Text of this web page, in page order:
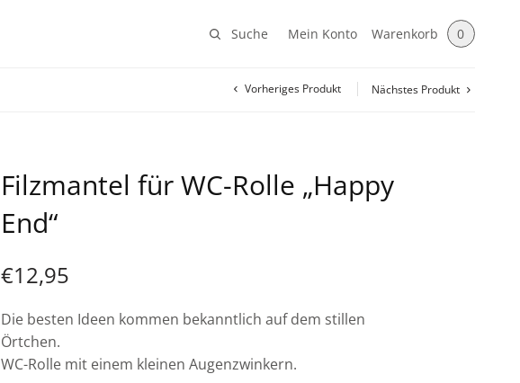
Suche Mein Konto Warenkorb 0
Vorheriges Produkt Nächstes Produkt
Filzmantel für WC-Rolle „Happy
End“
€12,95
Die besten Ideen kommen bekanntlich auf dem stillen
Örtchen.
WC-Rolle mit einem kleinen Augenzwinkern.